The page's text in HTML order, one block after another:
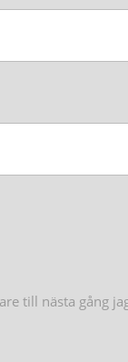
till nästa gång